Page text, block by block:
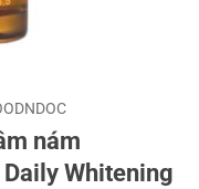
nám
Whitening